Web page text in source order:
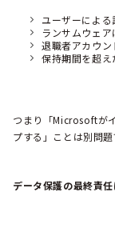
ユーザーによ
ランサムウェ
退職者アカウ
保持期間を超
つまり「Microsoftが
プする」ことは別問題
データ保護の最終責